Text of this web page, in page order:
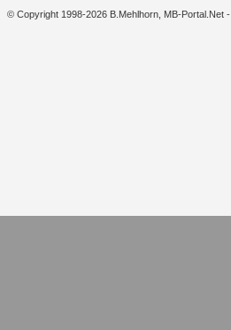
© Copyright 1998-2026 B.Mehlhorn, MB-Portal.Net -